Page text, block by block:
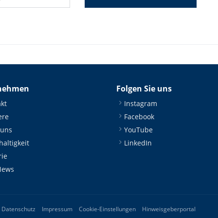
Folgen Sie uns
Instagram
Facebook
YouTube
LinkedIn
Datenschutz Impressum Cookie-Einstellungen Hinweisgeberportal